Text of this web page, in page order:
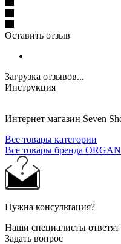
Оставить отзыв
Загрузка отзывов...
Инструкция
Интернет магазин Seven
Все товары категории
Все товары бренда ORGAN
Нужна консультация?
Наши специалисты
Задать вопрос